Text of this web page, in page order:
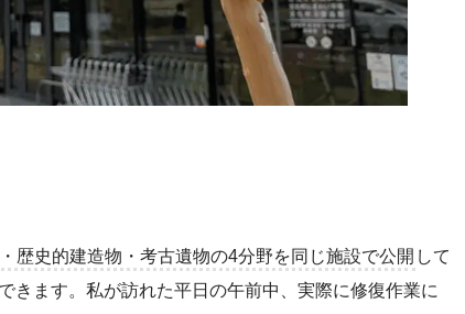
歴史的建造物・考古遺物の4分野を同じ施設で公開 して
きます。私が訪れた平日の午前中、実際に修復作業に